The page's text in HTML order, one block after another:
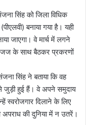
सिंह को जिला विधिक
बनाया गया है। यही
जाएगा। वे मार्च में लगने
के साथ बैठकर प्रकरणों
सिंह ने बताया कि वह
जुड़ी हुई हैं। वे अपने समुदाय
स्वरोजगार दिलाने के लिए
की दुनिया में न उतरें।